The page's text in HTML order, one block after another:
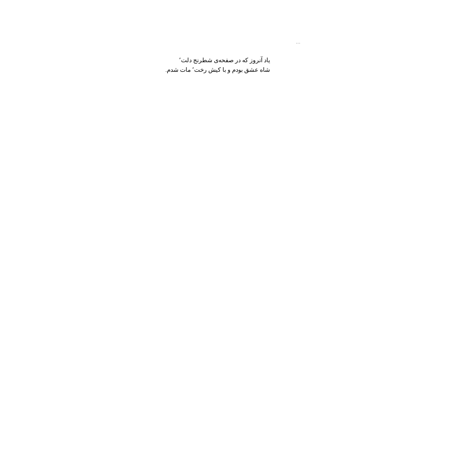
...
یاد آنروز که در صفحه‌ی شطرنج دلت٬
شاه عشق بودم و با کیش رخت٬ مات شدم.